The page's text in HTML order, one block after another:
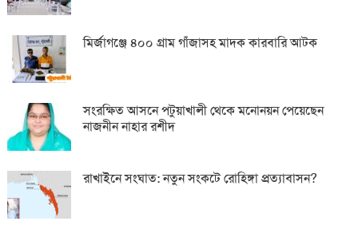
মির্জাগঞ্জে ৪০০ গ্রাম গাঁজাসহ মাদক কারবারি আটক
সংরক্ষিত আসনে পটুয়াখালী থেকে মনোনয়ন পেয়েছেন
নাজনীন নাহার রশীদ
রাখাইনে সংঘাত: নতুন সংকটে রোহিঙ্গা প্রত্যাবাসন?